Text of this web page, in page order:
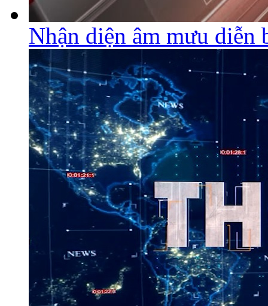
Nhận diện âm mưu diễn